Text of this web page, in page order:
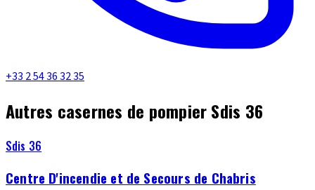
+33 2 54 36 32 35
Autres casernes de pompier Sdis 36
Sdis 36
Centre D'incendie et de Secours de Chabris